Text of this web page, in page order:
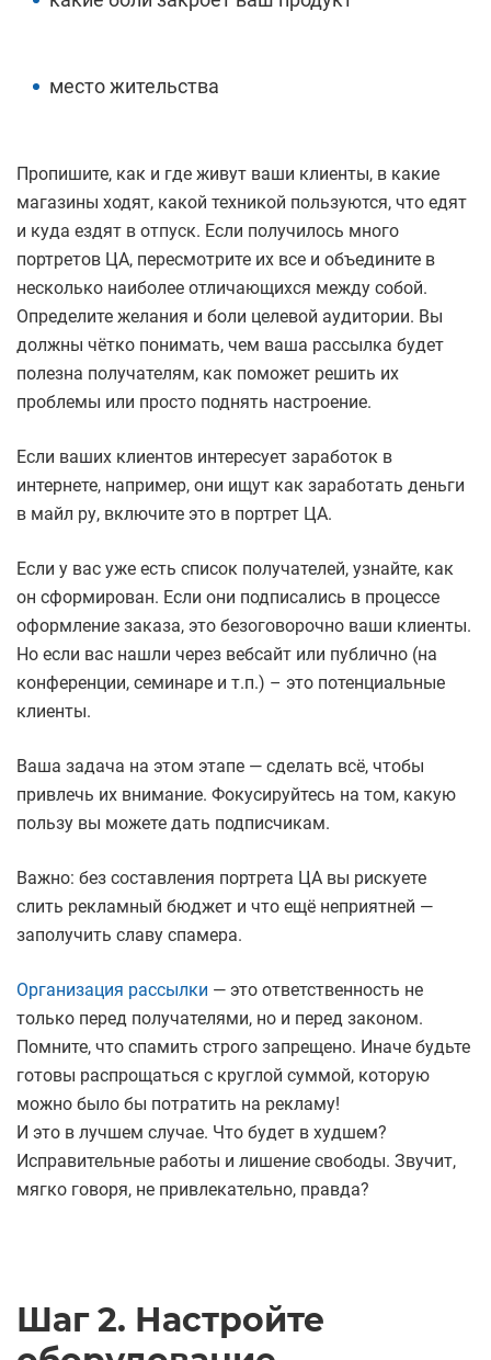
место жительства
Пропишите, как и где живут ваши клиенты, в какие
магазины ходят, какой техникой пользуются, что едят
и куда ездят в отпуск. Если получилось много
портретов ЦА, пересмотрите их все и объедините в
несколько наиболее отличающихся между собой.
Определите желания и боли целевой аудитории. Вы
должны чётко понимать, чем ваша рассылка будет
полезна получателям, как поможет решить их
проблемы или просто поднять настроение.
Если ваших клиентов интересует заработок в
интернете, например, они ищут как заработать деньги
в майл ру, включите это в портрет ЦА.
Если у вас уже есть список получателей, узнайте, как
он сформирован. Если они подписались в процессе
оформление заказа, это безоговорочно ваши клиенты.
Но если вас нашли через вебсайт или публично (на
конференции, семинаре и т.п.) – это потенциальные
клиенты.
Ваша задача на этом этапе — сделать всё, чтобы
привлечь их внимание. Фокусируйтесь на том, какую
пользу вы можете дать подписчикам.
Важно: без составления портрета ЦА вы рискуете
слить рекламный бюджет и что ещё неприятней —
заполучить славу спамера.
Организация рассылки — это ответственность не
только перед получателями, но и перед законом.
Помните, что спамить строго запрещено. Иначе будьте
готовы распрощаться с круглой суммой, которую
можно было бы потратить на рекламу!
И это в лучшем случае. Что будет в худшем?
Исправительные работы и лишение свободы. Звучит,
мягко говоря, не привлекательно, правда?
Шаг 2. Настройте